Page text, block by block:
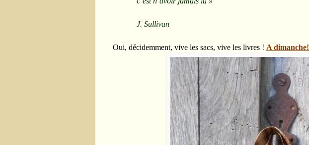
J. Sullivan
Oui, décidemment, vive les sacs, vive les livres ! A dimanche!